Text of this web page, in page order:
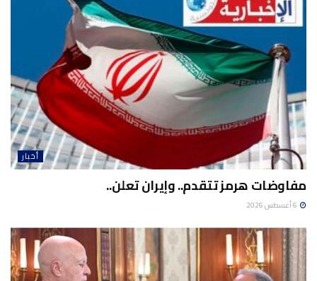
أخبار
مفاوضات هرمز تتقدم.. وإيران تعلن..